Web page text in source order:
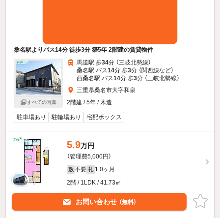
桑名駅よりバス14分 徒歩3分 築5年 2階建の賃貸物件
すべての写真
馬道駅 歩34分 （三岐北勢線）
桑名駅 バス14分 歩3分 （関西線など）
西桑名駅 バス14分 歩3分 （三岐北勢線）
三重県桑名市大字和泉
2階建 / 5年 / 木造
駐車場あり 駐輪場あり 宅配ボックス
5.9万円
（管理費5,000円）
敷 不要 礼 1.0ヶ月
2階 / 1LDK / 41.73㎡
お問い合わせ （無料）